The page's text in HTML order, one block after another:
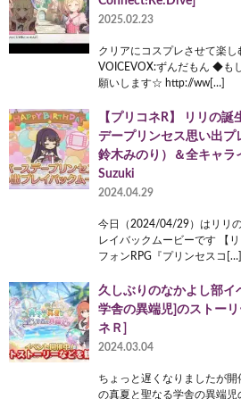
2025.02.23
クリアにコスプレさせて楽
VOICEVOX:ずんだもん ◆も
願いします☆ http://ww[…]
【プリコネR】 リリの
デープリンセス思い出プ
鈴木みのり）＆全キャラ
Suzuki
2024.04.29
今日（2024/04/29）はリリ
レイバックムービーです 【
フォンRPG『プリンセスコ[…]
久しぶりのなかよし部イ
学舎の異端児]のストー
ネＲ]
2024.03.04
ちょっと遅くなりましたが
の真夏と聖なる学舎の異端